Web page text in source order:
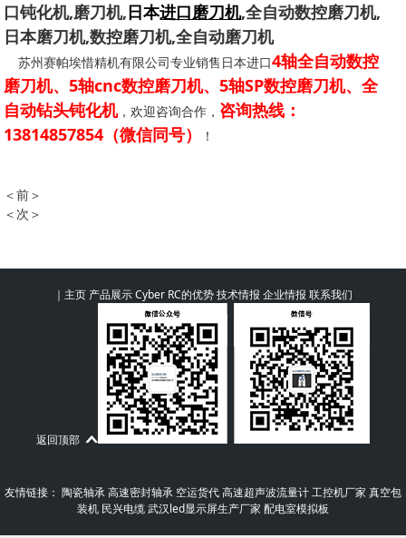
口钝化机,磨刀机,日本进口磨刀机,全自动数控磨刀机,
日本磨刀机,数控磨刀机,全自动磨刀机
苏州赛帕埃惜精机有限公司专业销售日本进口4轴全自动数控
磨刀机、5轴cnc数控磨刀机、5轴SP数控磨刀机、全
自动钻头钝化机，欢迎咨询合作， 咨询热线：
13814857854（微信同号）
！
＜前＞
＜次＞
｜ 主页 产品展示Cyber RC的优势技术情报 企业情报 联系我们
返回顶部
友情链接： 陶瓷轴承高速密封轴承 空运货代高速超声波流量计工控机厂家 真空包
装机 民兴电缆武汉led显示屏生产厂家 配电室模拟板